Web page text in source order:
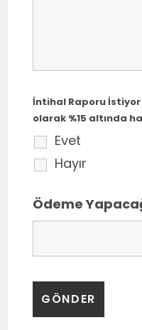
İntihal Raporu
olarak %15 altında
Evet
Hayır
Ödeme